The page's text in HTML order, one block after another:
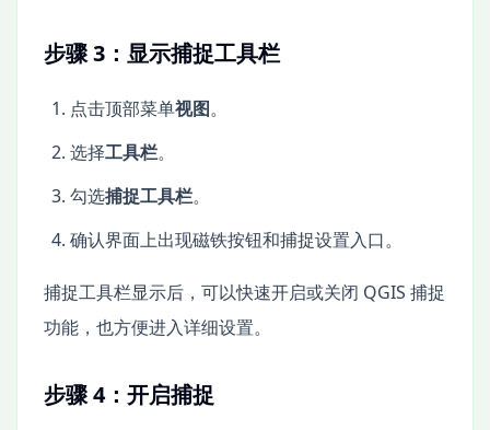
步骤 3：显示捕捉工具栏
点击顶部菜单视图。
选择工具栏。
勾选捕捉工具栏。
确认界面上出现磁铁按钮和捕捉设置入口。
捕捉工具栏显示后，可以快速开启或关闭 QGIS 捕捉
功能，也方便进入详细设置。
步骤 4：开启捕捉